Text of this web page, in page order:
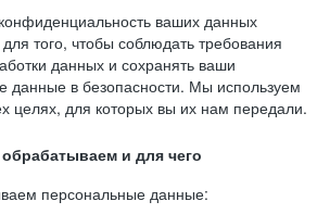
ваших данных
того, чтобы соблюдать требования
данных и сохранять ваши
данные в безопасности. Мы используем
целях, для которых вы их нам передали.
и для чего
персональные данные: